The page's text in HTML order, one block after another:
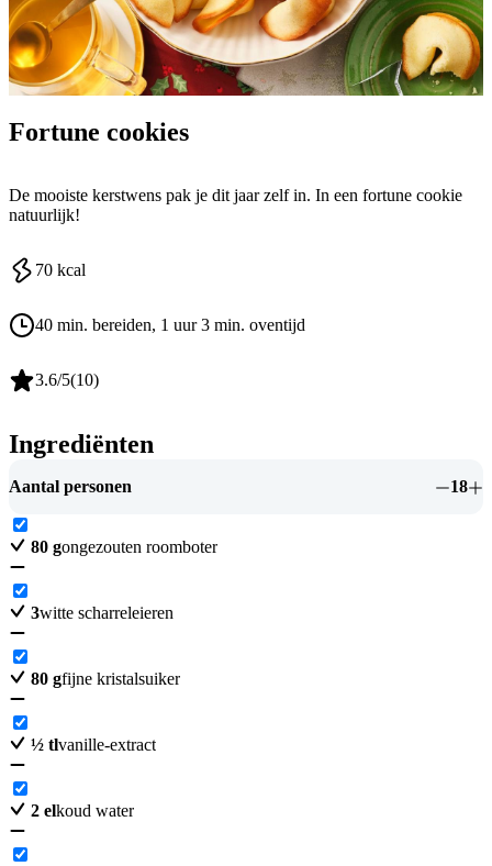
Fortune cookies
De mooiste kerstwens pak je dit jaar zelf in. In een fortune cookie
natuurlijk!
70 kcal
40 min. bereiden, 1 uur 3 min. oventijd
3.6/5(10)
Ingrediënten
Aantal personen 18
80 gongezouten roomboter
3witte scharreleieren
80 gfijne kristalsuiker
½ tlvanille-extract
2 elkoud water